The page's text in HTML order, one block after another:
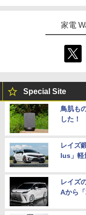
家電
Special Site
鳥肌も
した！
レイズ
lus」軽
レイズ
Aから